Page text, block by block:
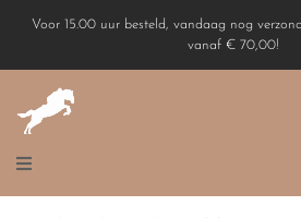
Voor 15.00 uur besteld, vandaag nog
vanaf € 70,00!